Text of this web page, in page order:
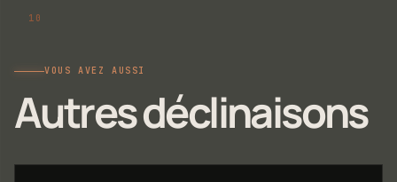
VOUS AVEZ AUSSI
Autres déclinaisons